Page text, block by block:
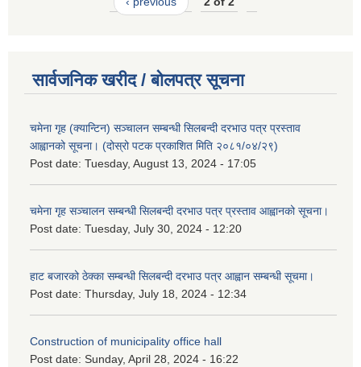
सार्वजनिक खरीद / बोलपत्र सूचना
चमेना गृह (क्यान्टिन) सञ्चालन सम्बन्धी सिलबन्दी दरभाउ पत्र प्रस्ताव
आह्वानको सूचना। (दोस्रो पटक प्रकाशित मिति २०८१/०४/२९)
Post date: Tuesday, August 13, 2024 - 17:05
चमेना गृह सञ्चालन सम्बन्धी सिलबन्दी दरभाउ पत्र प्रस्ताव आह्वानको सूचना।
Post date: Tuesday, July 30, 2024 - 12:20
हाट बजारको ठेक्का सम्बन्धी सिलबन्दी दरभाउ पत्र आह्वान सम्बन्धी सूचमा।
Post date: Thursday, July 18, 2024 - 12:34
Construction of municipality office hall
Post date: Sunday, April 28, 2024 - 16:22